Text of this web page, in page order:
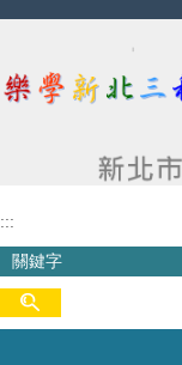
跳
要
:::